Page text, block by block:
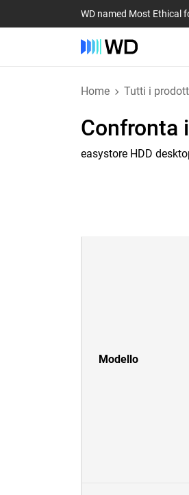
WD named Most Ethical
Home Tutti i
Confronta
easystore HDD
Modello